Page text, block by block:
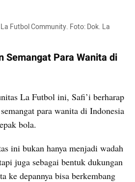
Futbol Community. Foto: Dok. La
Semangat Para Wanita di
La Futbol ini, Safi’i berharap
para wanita di Indonesia
bola.
ini bukan hanya menjadi wadah
juga sebagai bentuk dukungan
ke depannya bisa berkembang